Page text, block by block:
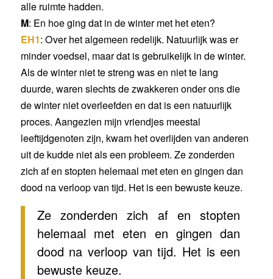
alle ruimte hadden.
M: En hoe ging dat in de winter met het eten?
EH1: Over het algemeen redelijk. Natuurlijk was er
minder voedsel, maar dat is gebruikelijk in de winter.
Als de winter niet te streng was en niet te lang
duurde, waren slechts de zwakkeren onder ons die
de winter niet overleefden en dat is een natuurlijk
proces. Aangezien mijn vriendjes meestal
leeftijdgenoten zijn, kwam het overlijden van anderen
uit de kudde niet als een probleem. Ze zonderden
zich af en stopten helemaal met eten en gingen dan
dood na verloop van tijd. Het is een bewuste keuze.
Ze zonderden zich af en stopten
helemaal met eten en gingen dan
dood na verloop van tijd. Het is een
bewuste keuze.